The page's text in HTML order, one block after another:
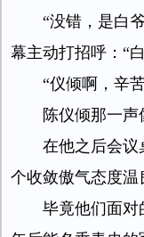
“没错，是白
幕主动打招呼：“
“仪倾啊，辛
陈仪倾那一声
在他之后会议
个收敛傲气态度温
毕竟他们面对